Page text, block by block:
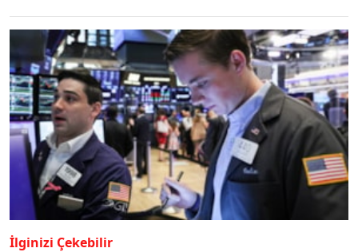
İlginizi Çekebilir